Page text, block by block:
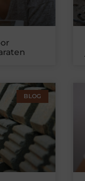
BLOG